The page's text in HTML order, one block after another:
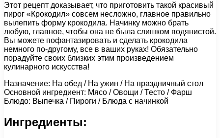
Этот рецепт доказывает, что приготовить такой красивый
пирог «Крокодил» совсем несложно, главное правильно
вылепить форму крокодила. Начинку можно брать
любую, главное, чтобы она не была слишком водянистой.
Вы можете пофантазировать и сделать крокодила
немного по-другому, все в ваших руках! Обязательно
порадуйте своих близких этим произведением
кулинарного искусства!
Назначение: На обед / На ужин / На праздничный стол
Основной ингредиент: Мясо / Овощи / Тесто / Фарш
Блюдо: Выпечка / Пироги / Блюда с начинкой
Ингредиенты: